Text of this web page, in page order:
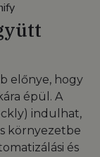
előnye, hogy
épül. A
indulhat,
környezetbe
és